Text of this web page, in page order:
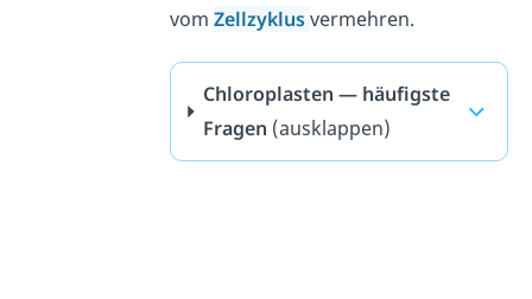
vomZellzyklusvermehren.
Chloroplasten — häufigste
Fragen (ausklappen)